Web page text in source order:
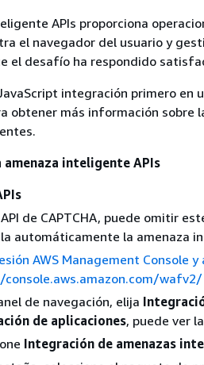
APIs proporciona
el navegador del usuario y
el desafío ha respondido
integración primero en
obtener más información sobre
inteligente APIs
de CAPTCHA, puede omitir
automáticamente la amenaza
AWS Management Console y
wafv2/
de navegación, elija
de aplicaciones, puede ver
Integración de amenazas